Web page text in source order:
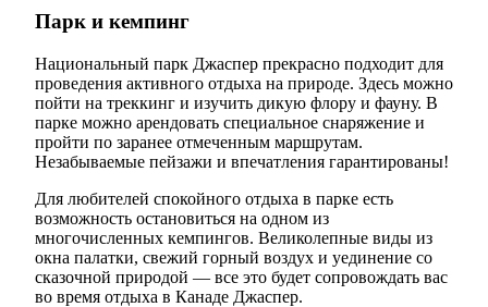
Парк и кемпинг
Национальный парк Джаспер прекрасно подходит для
проведения активного отдыха на природе. Здесь можно
пойти на треккинг и изучить дикую флору и фауну. В
парке можно арендовать специальное снаряжение и
пройти по заранее отмеченным маршрутам.
Незабываемые пейзажи и впечатления гарантированы!
Для любителей спокойного отдыха в парке есть
возможность остановиться на одном из
многочисленных кемпингов. Великолепные виды из
окна палатки, свежий горный воздух и уединение со
сказочной природой — все это будет сопровождать вас
во время отдыха в Канаде Джаспер.